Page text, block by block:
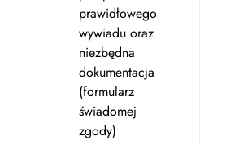
prawidłowego
wywiadu oraz
niezbędna
dokumentacja
(formularz
świadomej
zgody)